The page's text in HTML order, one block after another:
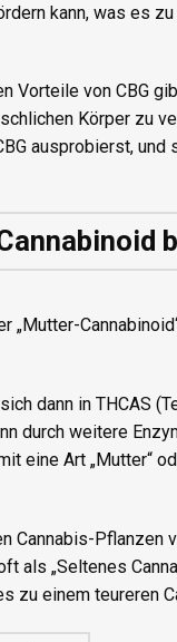
kann, was es
Vorteile von CBG
Körper zu
ausprobierst,
„Mutter-
dann in THCAS
durch weitere
eine Art „Mutter“
Cannabis-Pflanzen
als „Seltenes
einem teureren